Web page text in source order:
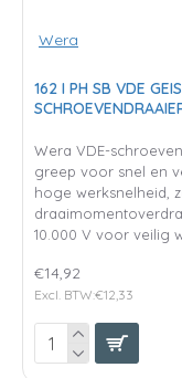
Wera
162 I PH SB VDE
Wera VDE-
greep voor snel en
hoge werksnelheid,
10.000 V voor veilig
€14,92
Excl. BTW:€12,33